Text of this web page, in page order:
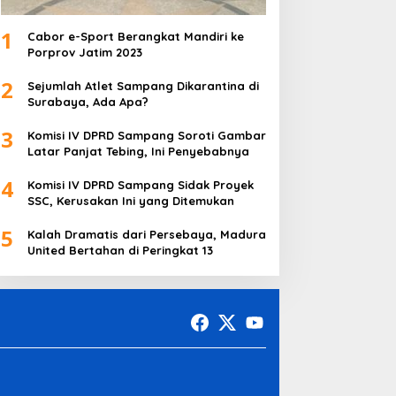
1
Cabor e-Sport Berangkat Mandiri ke
Porprov Jatim 2023
2
Sejumlah Atlet Sampang Dikarantina di
Surabaya, Ada Apa?
3
Komisi IV DPRD Sampang Soroti Gambar
Latar Panjat Tebing, Ini Penyebabnya
4
Komisi IV DPRD Sampang Sidak Proyek
SSC, Kerusakan Ini yang Ditemukan
5
Kalah Dramatis dari Persebaya, Madura
United Bertahan di Peringkat 13